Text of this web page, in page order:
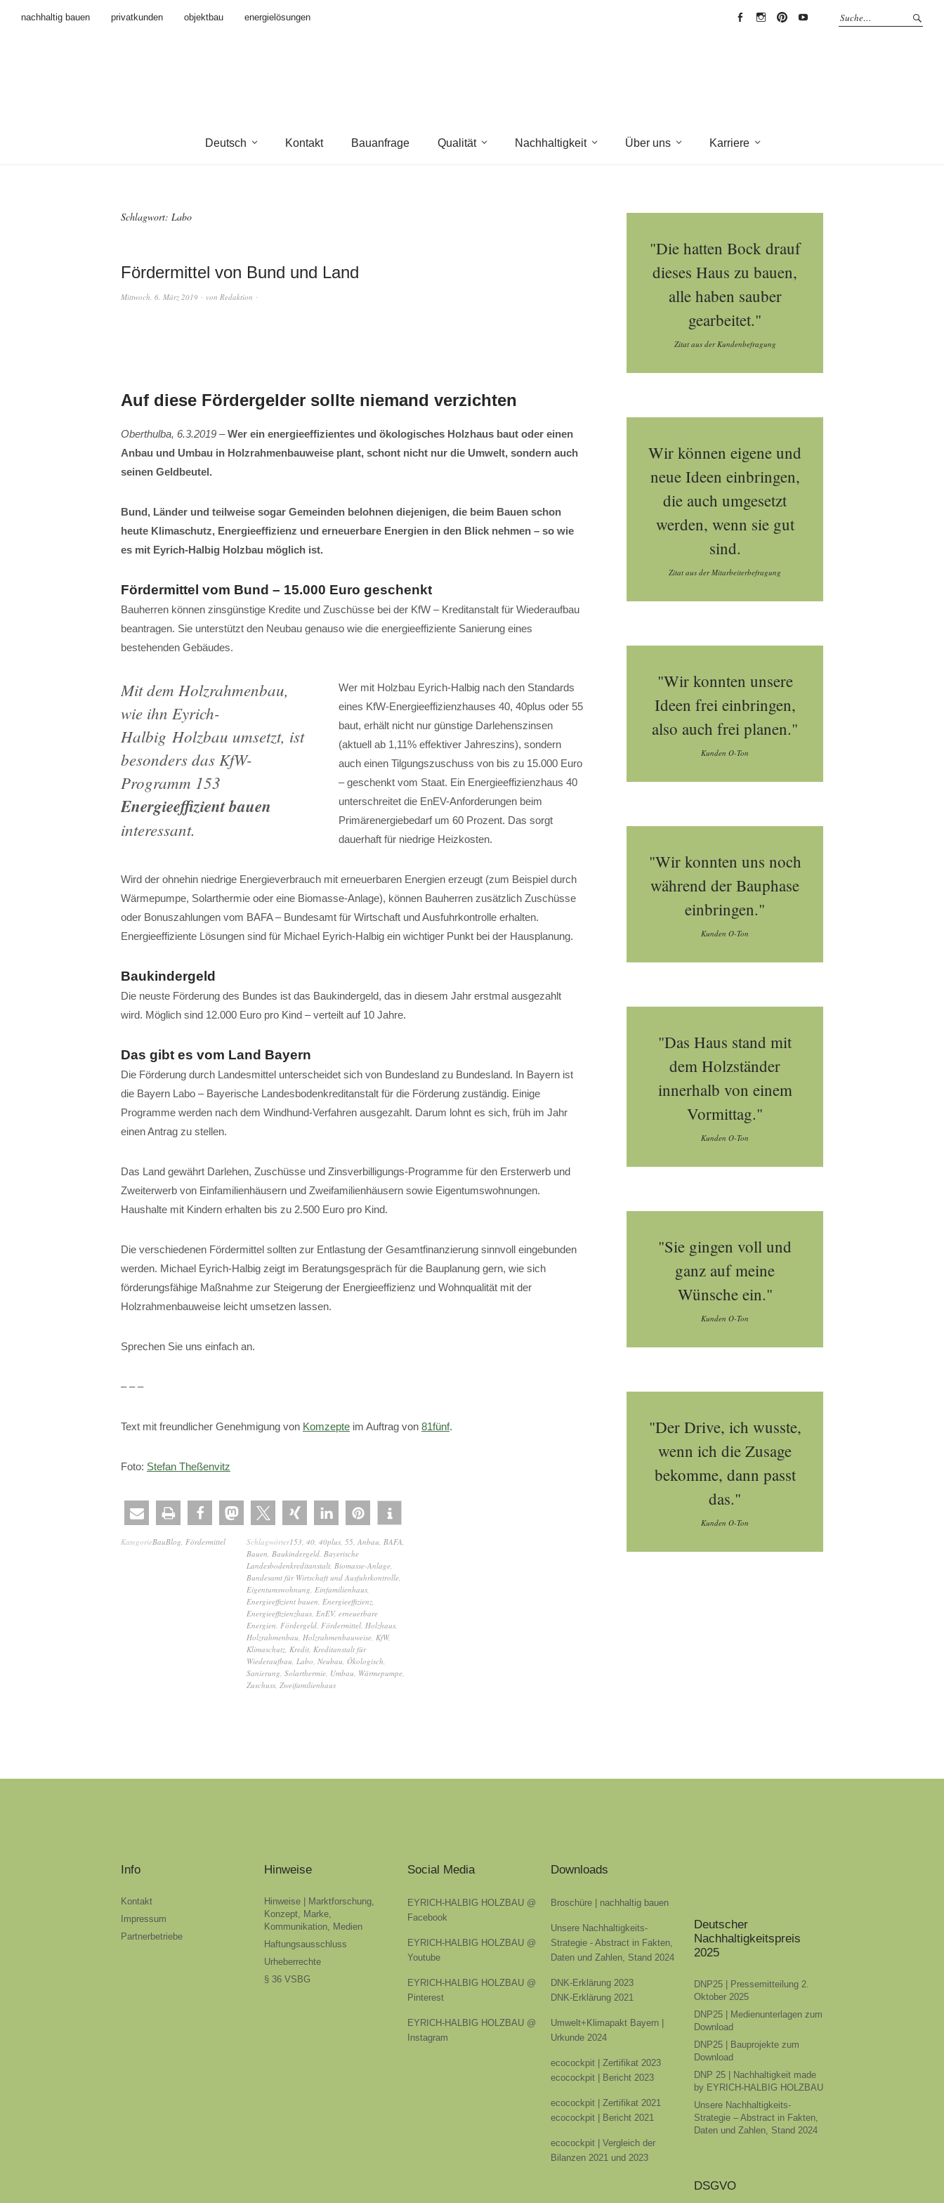
nachhaltig bauen privatkunden objektbau
energielösungen
Deutsch Kontakt Bauanfrage Qualität Nachhaltigkeit Über uns Karriere
Schlagwort: Labo
Fördermittel von Bund und Land
Mittwoch, 6. März 2019 von Redaktion
Auf diese Fördergelder sollte niemand verzichten
Oberthulba, 6.3.2019 –Wer ein energieeffizientes und ökologisches Holzhaus baut oder einen
Anbau und Umbau in Holzrahmenbauweise plant, schont nicht nur die Umwelt, sondern auch
seinen Geldbeutel.
Bund, Länder und teilweise sogar Gemeinden belohnen diejenigen, die beim Bauen schon
heute Klimaschutz, Energieeffizienz und erneuerbare Energien in den Blick nehmen – so wie
es mit Eyrich-Halbig Holzbau möglich ist.
Fördermittel vom Bund – 15.000 Euro geschenkt
Bauherren können zinsgünstige Kredite und Zuschüsse bei der KfW – Kreditanstalt für Wiederaufbau
beantragen. Sie unterstützt den Neubau genauso wie die energieeffiziente Sanierung eines
bestehenden Gebäudes.
Mit dem Holzrahmenbau,
wie ihn Eyrich-
Halbig Holzbau umsetzt, ist
besonders das KfW-
Programm 153
Energieeffizient bauen
interessant.
Wer mit Holzbau Eyrich-Halbig nach den Standards
eines KfW-Energieeffizienzhauses 40, 40plus oder 55
baut, erhält nicht nur günstige Darlehenszinsen
(aktuell ab 1,11% effektiver Jahreszins), sondern
auch einen Tilgungszuschuss von bis zu 15.000 Euro
– geschenkt vom Staat. Ein Energieeffizienzhaus 40
unterschreitet die EnEV-Anforderungen beim
Primärenergiebedarf um 60 Prozent. Das sorgt
dauerhaft für niedrige Heizkosten.
Wird der ohnehin niedrige Energieverbrauch mit erneuerbaren Energien erzeugt (zum Beispiel durch
Wärmepumpe, Solarthermie oder eine Biomasse-Anlage), können Bauherren zusätzlich Zuschüsse
oder Bonuszahlungen vom BAFA – Bundesamt für Wirtschaft und Ausfuhrkontrolle erhalten.
Energieeffiziente Lösungen sind für Michael Eyrich-Halbig ein wichtiger Punkt bei der Hausplanung.
Baukindergeld
Die neuste Förderung des Bundes ist das Baukindergeld, das in diesem Jahr erstmal ausgezahlt
wird. Möglich sind 12.000 Euro pro Kind – verteilt auf 10 Jahre.
Das gibt es vom Land Bayern
Die Förderung durch Landesmittel unterscheidet sich von Bundesland zu Bundesland. In Bayern ist
die Bayern Labo – Bayerische Landesbodenkreditanstalt für die Förderung zuständig. Einige
Programme werden nach dem Windhund-Verfahren ausgezahlt. Darum lohnt es sich, früh im Jahr
einen Antrag zu stellen.
Das Land gewährt Darlehen, Zuschüsse und Zinsverbilligungs-Programme für den Ersterwerb und
Zweiterwerb von Einfamilienhäusern und Zweifamilienhäusern sowie Eigentumswohnungen.
Haushalte mit Kindern erhalten bis zu 2.500 Euro pro Kind.
Die verschiedenen Fördermittel sollten zur Entlastung der Gesamtfinanzierung sinnvoll eingebunden
werden. Michael Eyrich-Halbig zeigt im Beratungsgespräch für die Bauplanung gern, wie sich
förderungsfähige Maßnahme zur Steigerung der Energieeffizienz und Wohnqualität mit der
Holzrahmenbauweise leicht umsetzen lassen.
Sprechen Sie uns einfach an.
– – –
Text mit freundlicher Genehmigung von Komzepte im Auftrag von 81fünf.
Foto: Stefan Theßenvitz
KategorieBauBlog Fördermittel Schlagwörter153 40 40plus 55 Anbau BAFA
Bauen Baukindergeld Bayerische
Landesbodenkreditanstalt Biomasse-Anlage
Bundesamt für Wirtschaft und Ausfuhrkontrolle
Eigentumswohnung Einfamilienhaus
Energieeffizient bauen Energieeffizienz
Energieeffizienzhaus EnEV, erneuerbare
Energien Fördergeld Fördermittel Holzhaus
Holzrahmenbau Holzrahmenbauweise KfW,
Klimaschutz Kredit Kreditanstalt für
Wiederaufbau Labo Neubau Ökologisch
Sanierung Solarthermie Umbau Wärmepumpe
Zuschuss Zweifamilienhaus
"Die hatten Bock drauf
dieses Haus zu bauen,
alle haben sauber
gearbeitet."
Zitat aus der Kundenbefragung
Wir können eigene und
neue Ideen einbringen,
die auch umgesetzt
werden, wenn sie gut
sind.
Zitat aus der Mitarbeiterbefragung
"Wir konnten unsere
Ideen frei einbringen,
also auch frei planen."
Kunden O-Ton
"Wir konnten uns noch
während der Bauphase
einbringen."
Kunden O-Ton
"Das Haus stand mit
dem Holzständer
innerhalb von einem
Vormittag."
Kunden O-Ton
"Sie gingen voll und
ganz auf meine
Wünsche ein."
Kunden O-Ton
"Der Drive, ich wusste,
wenn ich die Zusage
bekomme, dann passt
das."
Kunden O-Ton
Info
Kontakt
Impressum
Partnerbetriebe
Hinweise
Hinweise | Marktforschung,
Konzept, Marke,
Kommunikation, Medien
Haftungsausschluss
Urheberrechte
§ 36 VSBG
Social Media
EYRICH-HALBIG HOLZBAU @
Facebook
EYRICH-HALBIG HOLZBAU @
Youtube
EYRICH-HALBIG HOLZBAU @
Pinterest
EYRICH-HALBIG HOLZBAU @
Instagram
Downloads
Broschüre | nachhaltig bauen
Unsere Nachhaltigkeits-
Strategie - Abstract in Fakten,
Daten und Zahlen, Stand 2024
DNK-Erklärung 2023
DNK-Erklärung 2021
Umwelt+Klimapakt Bayern |
Urkunde 2024
ecocockpit | Zertifikat 2023
ecocockpit | Bericht 2023
ecocockpit | Zertifikat 2021
ecocockpit | Bericht 2021
ecocockpit | Vergleich der
Bilanzen 2021 und 2023
Deutscher
Nachhaltigkeitspreis
2025
DNP25 | Pressemitteilung 2.
Oktober 2025
DNP25 | Medienunterlagen zum
Download
DNP25 | Bauprojekte zum
Download
DNP 25 | Nachhaltigkeit made
by EYRICH-HALBIG HOLZBAU
Unsere Nachhaltigkeits-
Strategie – Abstract in Fakten,
Daten und Zahlen, Stand 2024
DSGVO